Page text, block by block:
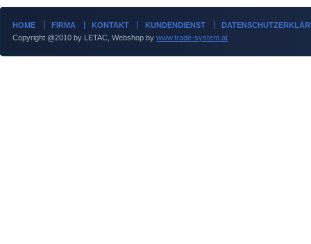
HOME FIRMA KONTAKT KUNDENDIENST
Copyright @2010 by LETAC, Webshop bywww.trade-system.at